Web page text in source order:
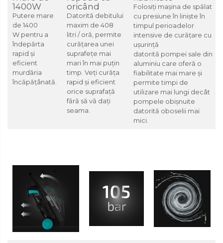
Prajitoare de paine
Storcatoare
Storcatoare
Tigai
1400W
Putere mare
de 1400
W pentru a
îndepărta
rapid și
eficient
murdăria
încăpățânată.
oricând
Datorită debitului
maxim de 408
litri / oră, permite
curățarea unei
suprafețe mai
mari în mai puțin
timp. Veți curăța
rapid și eficient
orice suprafață
fără să vă dați
seama.
Folosiți mașina de spălat
cu presiune în liniște în
timpul perioadelor
intensive de curățare cu
ușurință
datorită pompei sale din
aluminiu care oferă o
fiabilitate mai mare și
permite timpi de
utilizare mai lungi decât
pompele obișnuite
datorită oboselii mai
mici.